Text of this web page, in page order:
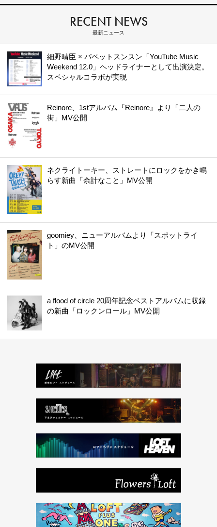
RECENT NEWS
最新ニュース
細野晴臣 × パペットスンスン「YouTube Music
Weekend 12.0」ヘッドライナーとして出演決定。
スペシャルコラボが実現
Reinore、1stアルバム『Reinore』より「二人の
街」MV公開
ネクライトーキー、ストレートにロックをかき鳴
らす新曲「余計なこと」MV公開
goomiey、ニューアルバムより「スポットライ
ト」のMV公開
a flood of circle 20周年記念ベストアルバムに収録
の新曲「ロックンロール」MV公開